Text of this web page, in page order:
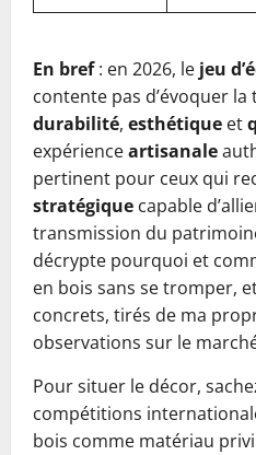
En bref: en 2026, le jeu
contente pas d’évoquer
durabilité, esthétique et
expérienceartisanale
pertinent pour ceux qui
stratégique capable
transmission du
décrypte pourquoi et
en bois sans se tromper,
concrets, tirés de ma
observations sur le
Pour situer le décor,
compétitions
bois comme matériau